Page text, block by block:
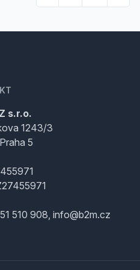
s.r.o.
1243/3
5
510 908, info@b2m.cz